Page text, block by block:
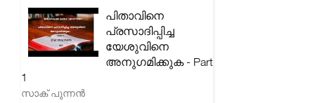
പിതാവിനെ
പ്രസാദിപ്പിച്ച
യേശുവിനെ
അനുഗമിക്കുക - Part
1
സാക് പുന്നൻ